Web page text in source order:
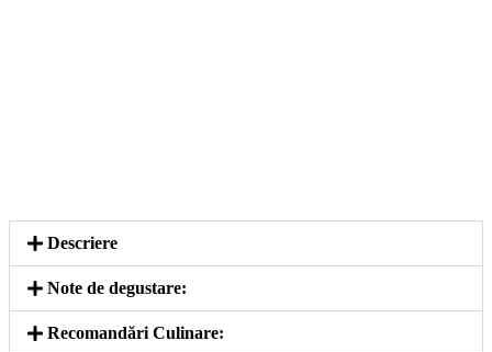
Descriere
Note de degustare:
Recomandări Culinare: